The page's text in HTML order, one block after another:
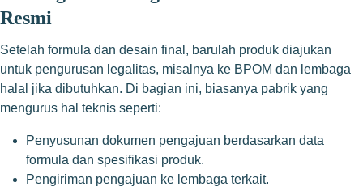
Resmi
Setelah formula dan desain final, barulah produk diajukan
untuk pengurusan legalitas, misalnya ke BPOM dan lembaga
halal jika dibutuhkan. Di bagian ini, biasanya pabrik yang
mengurus hal teknis seperti:
Penyusunan dokumen pengajuan berdasarkan data
formula dan spesifikasi produk.
Pengiriman pengajuan ke lembaga terkait.